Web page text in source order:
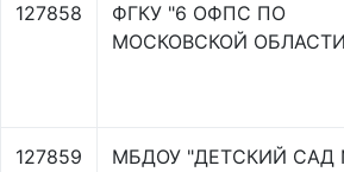
127858
ФГКУ "6 ОФПС ПО
МОСКОВСКОЙ
127859
МБДОУ "ДЕТСКИЙ САД